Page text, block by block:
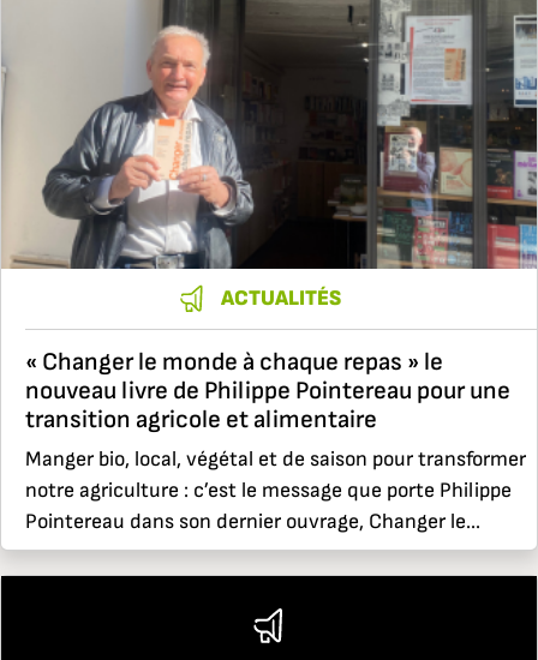
ACTUALITÉS
« Changer le monde à chaque repas » le
nouveau livre de Philippe Pointereau pour une
transition agricole et alimentaire
Manger bio, local, végétal et de saison pour transformer
notre agriculture : c’est le message que porte Philippe
Pointereau dans son dernier ouvrage, Changer le...